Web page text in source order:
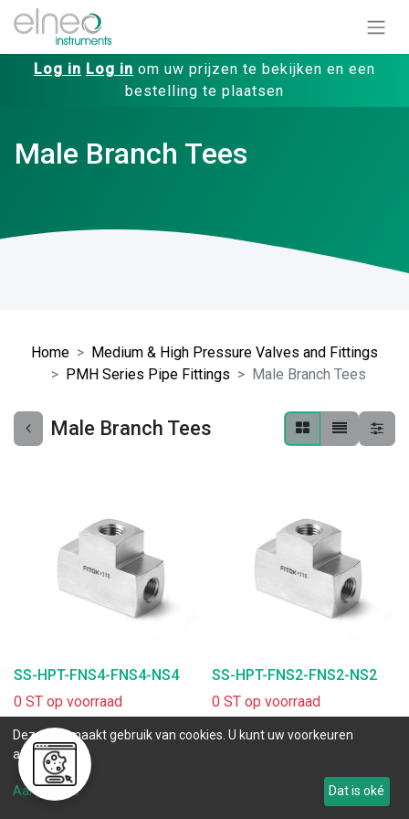
Log in Log in om uw prijzen te bekijken en een
bestelling te plaatsen
Male Branch Tees
Home
Medium & High Pressure Valves and Fittings
PMH Series Pipe Fittings
Male Branch Tees
Male Branch Tees
SS-HPT-FNS4-FNS4-NS4
0 ST op voorraad
SS-HPT-FNS2-FNS2-NS2
0 ST op voorraad
Deze site maakt gebruik van cookies. U kunt uw voorkeuren
aanpassen.
Aanpassen Dat is oké